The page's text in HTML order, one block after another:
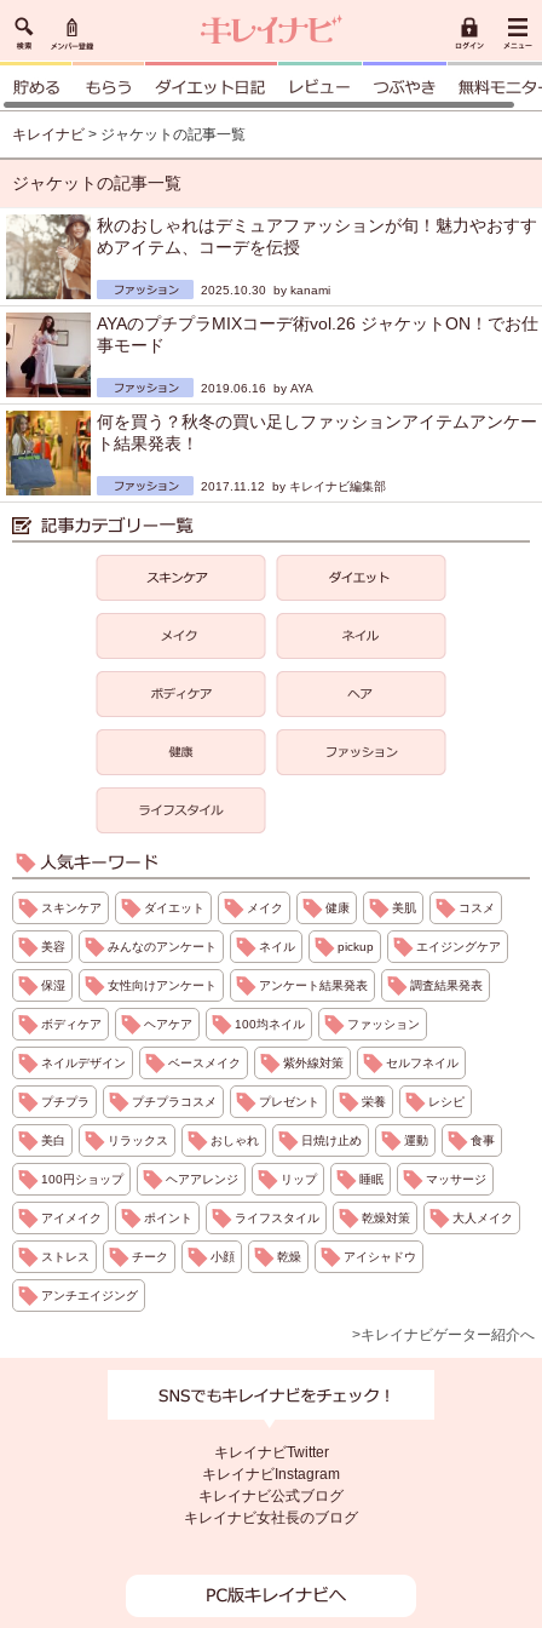
キレイナビ > ジャケットの記事一覧
ジャケットの記事一覧
秋のおしゃれはデミュアファッションが旬！魅力やおすす
めアイテム、コーデを伝授
2025.10.30 by kanami
AYAのプチプラMIXコーデ術vol.26 ジャケットON！でお仕
事モード
2019.06.16 by AYA
何を買う？秋冬の買い足しファッションアイテムアンケー
ト結果発表！
2017.11.12 by キレイナビ編集部
スキンケア ダイエット メイク 健康 美肌 コスメ
美容 みんなのアンケート ネイル pickup エイジングケア
保湿 女性向けアンケート アンケート結果発表 調査結果発表
ボディケア ヘアケア 100均ネイル ファッション
ネイルデザイン ベースメイク 紫外線対策 セルフネイル
プチプラ プチプラコスメ プレゼント 栄養 レシピ
美白 リラックス おしゃれ 日焼け止め 運動 食事
100円ショップ ヘアアレンジ リップ 睡眠 マッサージ
アイメイク ポイント ライフスタイル 乾燥対策 大人メイク
ストレス チーク 小顔 乾燥 アイシャドウ
アンチエイジング
>キレイナビゲーター紹介へ
キレイナビTwitter
キレイナビInstagram
キレイナビ公式ブログ
キレイナビ女社長のブログ